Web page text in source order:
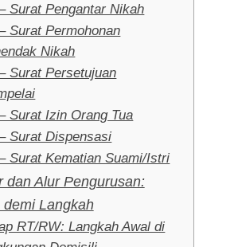
Surat Pengantar Nikah
Surat Permohonan
Nikah
Surat Persetujuan
Surat Izin Orang Tua
Surat Dispensasi
Surat Kematian Suami/Istri
dan Alur Pengurusan:
Langkah
RT/RW: Langkah Awal di